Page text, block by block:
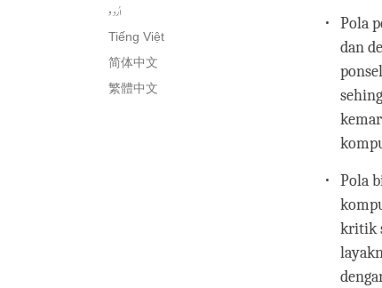
اُردو
Tiếng Việt
简体中文
繁體中文
Pola
dan
Pola
kritik